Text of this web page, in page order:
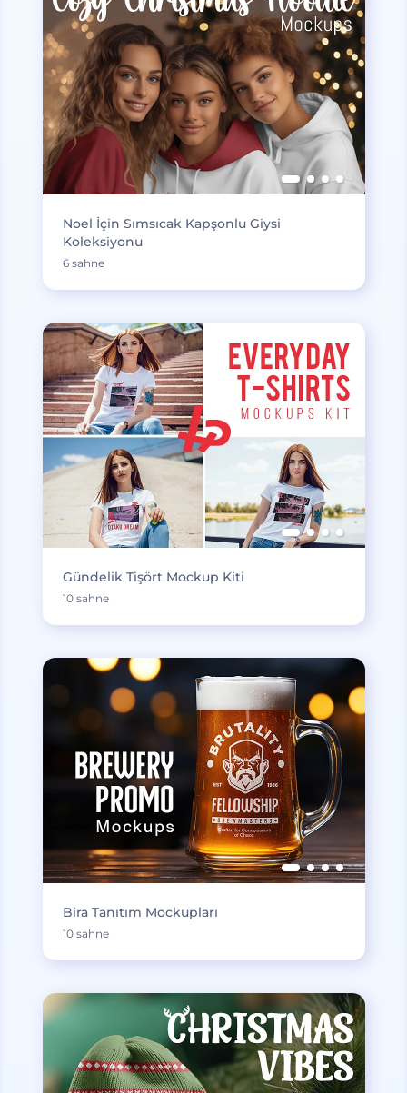
Noel İçin Sımsıcak Kapşonlu Giysi
Koleksiyonu
6 sahne
Gündelik Tişört Mockup Kiti
10 sahne
Bira Tanıtım Mockupları
10 sahne